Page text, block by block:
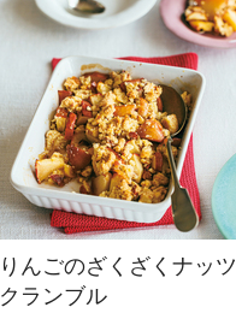
りんごのざくざくナッツ
クランブル